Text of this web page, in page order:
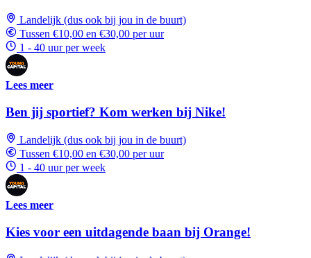
Landelijk (dus ook bij jou in de buurt)
Tussen €10,00 en €30,00 per uur
1 - 40 uur per week
Lees meer
Ben jij sportief? Kom werken bij Nike!
Landelijk (dus ook bij jou in de buurt)
Tussen €10,00 en €30,00 per uur
1 - 40 uur per week
Lees meer
Kies voor een uitdagende baan bij Orange!